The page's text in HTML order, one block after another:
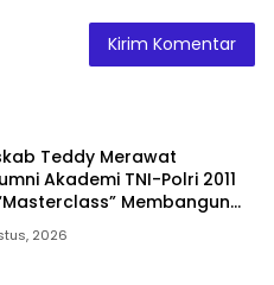
Teddy Merawat
Akademi TNI-Polri 2011
Membangun
2026